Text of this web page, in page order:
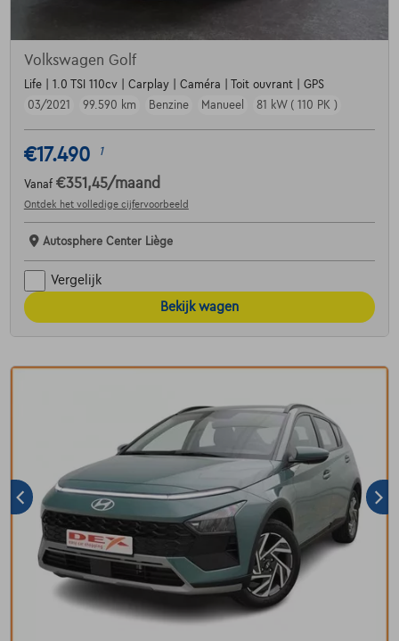
Volkswagen Golf
Life | 1.0 TSI 110cv | Carplay | Caméra | Toit ouvrant | GPS
03/2021
99.590 km Benzine Manueel 81 kW ( 110 PK )
€17.490 1
Vanaf €351,45/maand
Ontdek het volledige cijfervoorbeeld
Autosphere Center Liège
Vergelijk
Bekijk wagen